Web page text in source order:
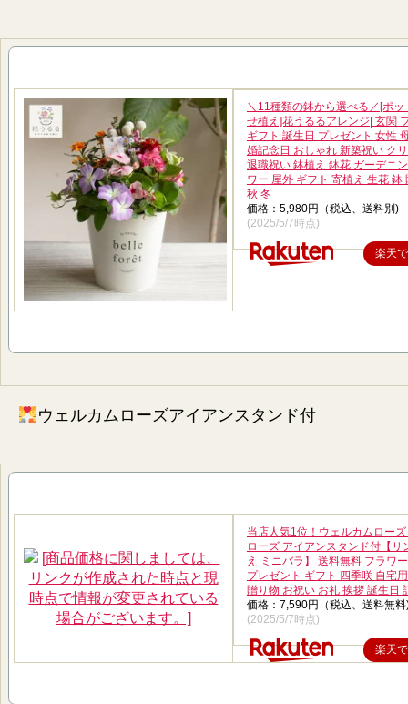
＼11種類の鉢から選べる／[ポッ
せ植え]花うるるアレンジ| 玄関
ギフト 誕生日 プレゼント 女性
婚記念日 おしゃれ 新築祝い ク
退職祝い 鉢植え 鉢花 ガーデニ
ワー 屋外 ギフト 寄植え 生花 鉢
秋 冬
価格：5,980円（税込、送料別)
(2025/5/7時点)
楽天
ウェルカムローズアイアンスタンド付
当店人気1位！ウェルカムロー
ローズ アイアンスタンド付【リ
え ミニバラ】 送料無料 フラワ
プレゼント ギフト 四季咲 自宅
贈り物 お祝い お礼 挨拶 誕生日
価格：7,590円（税込、送料無料
(2025/5/7時点)
楽天